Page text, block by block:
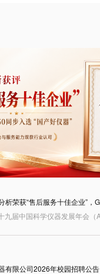
有限公司2026年校园招聘公告